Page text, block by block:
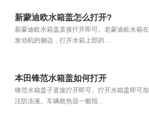
新蒙迪欧水箱盖怎么打开?
新蒙迪欧水箱盖直接拧开即可。老蒙迪欧水箱在
发动机的侧边，打开水箱上部的...
本田锋范水箱盖如何打开
锋范水箱盖子直接拧开即可。拧开水箱盖即可加
注防冻液。车辆散热器一般指...